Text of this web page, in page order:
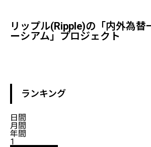
リップル(ripple)の「内外為替
ーシアム」プロジェクト
ランキング
日間
月間
年間
1